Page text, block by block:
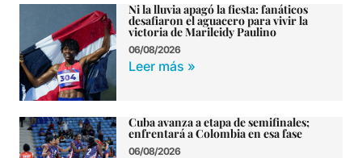
Ni la lluvia apagó la fiesta: fanáticos
desafiaron el aguacero para vivir la
victoria de Marileidy Paulino
06/08/2026
Leer más »
Cuba avanza a etapa de semifinales;
enfrentará a Colombia en esa fase
06/08/2026